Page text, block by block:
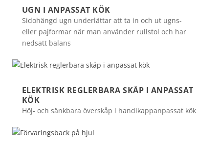
UGN I ANPASSAT KÖK
Sidohängd ugn underlättar att ta in och ut ugns-
eller pajformar när man använder rullstol och har
nedsatt balans
ELEKTRISK REGLERBARA SKÅP I ANPASSAT
KÖK
Höj- och sänkbara överskåp i handikappanpassat kök